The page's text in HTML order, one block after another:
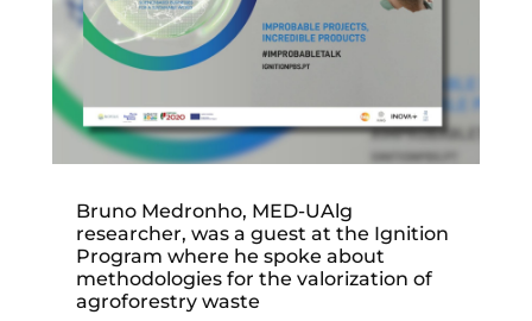
Bruno Medronho, MED-UAlg
researcher, was a guest at the Ignition
Program where he spoke about
methodologies for the valorization of
agroforestry waste